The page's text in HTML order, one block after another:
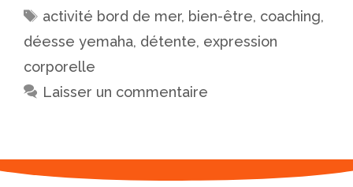
activité bord de mer, bien-être, coaching,
déesse yemaha, détente, expression
corporelle
Laisser un commentaire